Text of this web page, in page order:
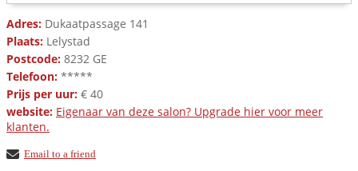
Adres: Dukaatpassage 141
Plaats: Lelystad
Postcode: 8232 GE
Telefoon: *****
Prijs per uur: € 40
website: Eigenaar van deze salon? Upgrade hier voor meer
klanten.
Email to a friend